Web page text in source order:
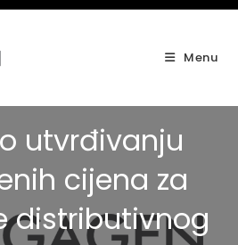
Menu
utvrđivanju
cijena za
distributivnog